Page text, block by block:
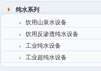
纯水系列
饮用山泉水设备
饮用反渗透纯水设备
工业纯水设备
工业超纯水设备